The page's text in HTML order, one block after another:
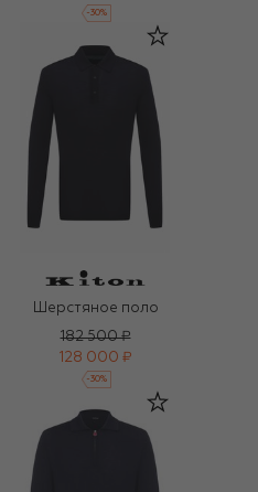
-30%
Шерстяное поло
182 500 ₽
128 000 ₽
-30%